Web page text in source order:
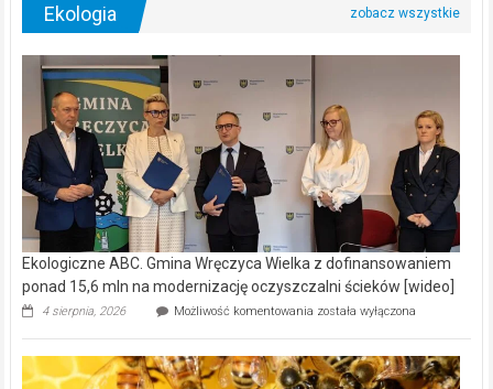
Ekologia
Ekologiczne ABC. Gmina Wręczyca Wielka z dofinansowaniem
ponad 15,6 mln na modernizację oczyszczalni ścieków [wideo]
4 sierpnia, 2026 Możliwość komentowania Ekologiczne
Wręczyca
Wielka
została wyłączona